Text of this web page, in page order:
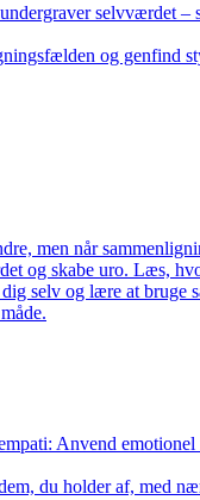
selvværdet –
og genfind
men når
og skabe uro. Læs,
selv og lære at bruge
Anvend
du holder af, med